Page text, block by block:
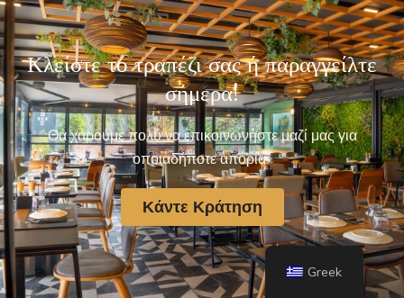
Κλείστε το τραπέζι σας ή παραγγείλτε
σήμερα!
Θα χαρούμε πολύ να επικοινωνήστε μαζί μας για
οποιαδήποτε απορία.
Κάντε Κράτηση
Greek